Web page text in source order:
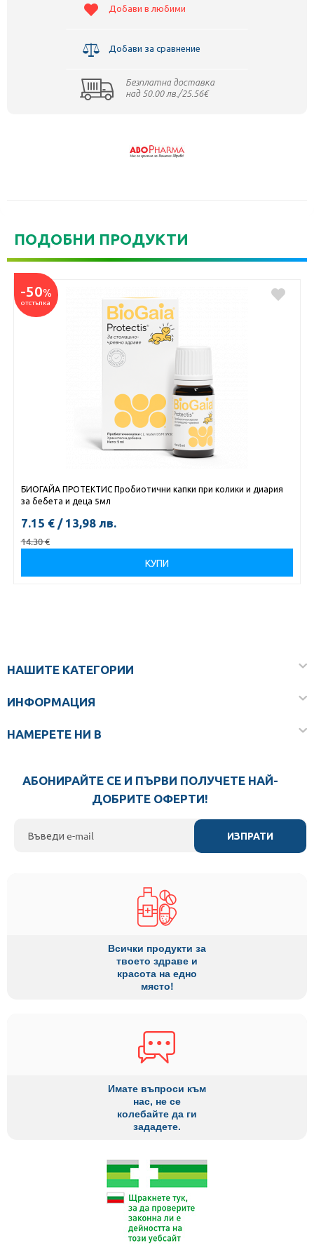
Всички продукти в онлайн аптека mypharmacy.bg се предлагат само
необходими разрешения за продажбата им на територията на
Република България от компетентните органи.
Добави в любими
Добави за сравнение
Безплатна доставка
над 50.00 лв./25.56€
ПОДОБНИ ПРОДУКТИ
-50%
отстъпка
БИОГАЙА ПРОТЕКТИС Пробиотични капки при колики и диария
за бебета и деца 5мл
7.15 € / 13,98 лв.
14.30€
КУПИ
НАШИТЕ КАТЕГОРИИ
ИНФОРМАЦИЯ
НАМЕРЕТЕ НИ В
АБОНИРАЙТЕ СЕ И ПЪРВИ ПОЛУЧЕТЕ НАЙ-
ДОБРИТЕ ОФЕРТИ!
ИЗПРАТИ
Всички продукти за
твоето здраве и
красота на едно
място!
Имате въпроси към
нас, не се
колебайте да ги
зададете.